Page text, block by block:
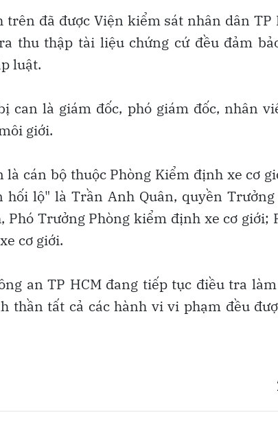
trên đã được Viện kiểm sát nhân dân TP
thu thập tài liệu chứng cứ đều đảm
luật.
can là giám đốc, phó giám đốc, nhân
giới.
là cán bộ thuộc Phòng Kiểm định xe cơ
lộ" là Trần Anh Quân, quyền
Phó Trưởng Phòng kiểm định xe cơ giới;
cơ giới.
an TP HCM đang tiếp tục điều tra
thần tất cả các hành vi vi phạm đều